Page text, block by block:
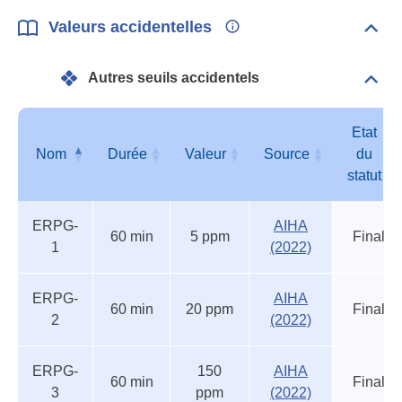
Valeurs accidentelles
Autres seuils accidentels
seuils
accidentels
Nom Durée Valeur Source
Etat
du
statut
du
ERPG-
1
60 min 5 ppm
AIHA
(2022)
Final
ERPG-
2
60 min 20 ppm
AIHA
(2022)
Final
ERPG-
3
60 min
150
ppm
AIHA
(2022)
Final